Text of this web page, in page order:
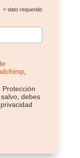
*dato requerido
Protección
debes